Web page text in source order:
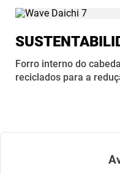
Forro interno do
reciclados para a